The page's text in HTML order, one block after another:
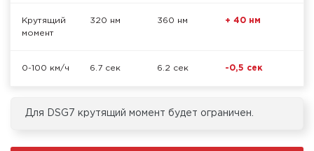
Крутящий
момент
320 нм 360 нм + 40 нм
0-100 км/ч 6.7 сек 6.2 сек -0,5 сек
Для DSG7 крутящий момент будет ограничен.